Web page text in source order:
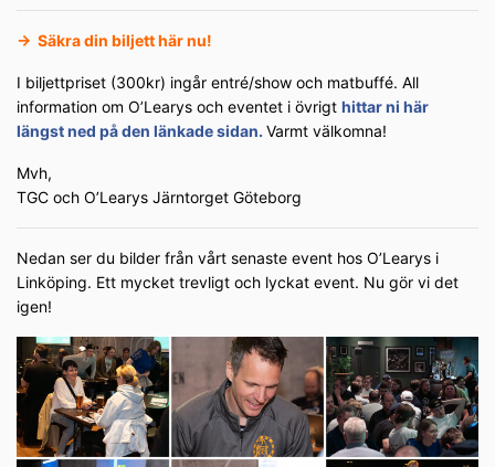
→ Säkra din biljett här nu!
I biljettpriset (300kr) ingår entré/show och matbuffé. All
information om O’Learys och eventet i övrigt hittar ni här
längst ned på den länkade sidan. Varmt välkomna!
Mvh,
TGC och O’Learys Järntorget Göteborg
Nedan ser du bilder från vårt senaste event hos O’Learys i
Linköping. Ett mycket trevligt och lyckat event. Nu gör vi det
igen!